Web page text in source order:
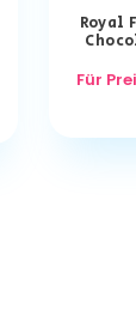
Royal
Für